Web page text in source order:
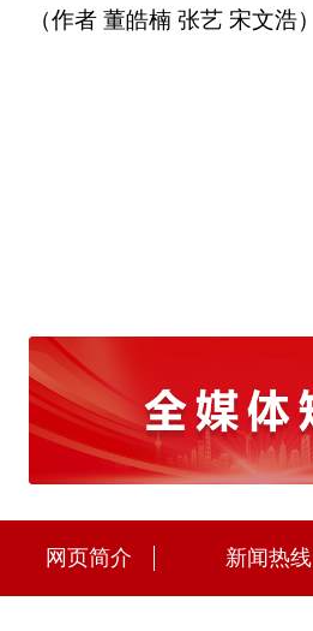
（作者 董皓楠 张艺 宋文浩）
网页简介 新闻热线